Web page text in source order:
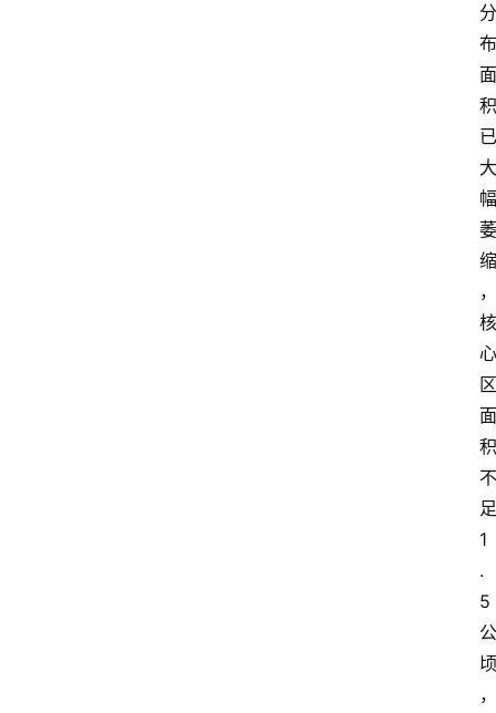
分
布
面
积
已
大
幅
萎
缩
，
核
心
区
面
积
不
足
1
.
5
公
顷
，